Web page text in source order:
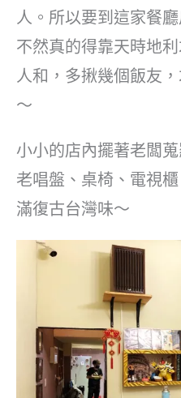
人。所以要到這家餐
不然真的得靠天時地
人和，多揪幾個飯友
～
小小的店內擺著老闆
老唱盤、桌椅、電視
滿復古台灣味～